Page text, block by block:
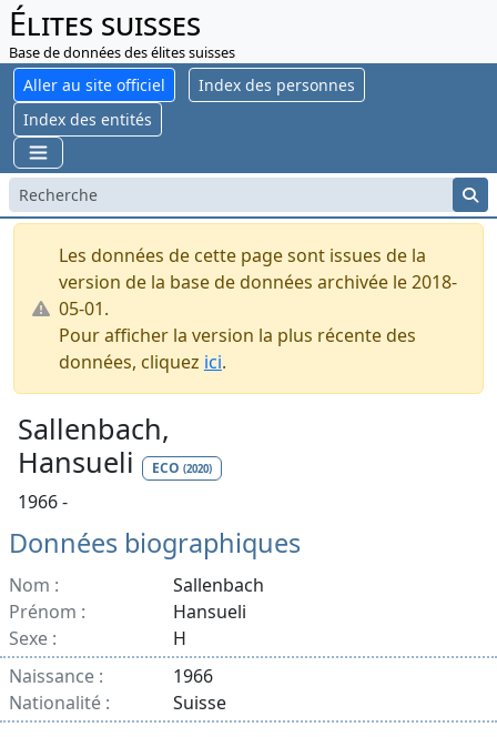
Élites suisses
Base de données des élites suisses
Aller au site officiel
Index des personnes
Index des entités
Les données de cette page sont issues de la
version de la base de données archivée le 2018-
05-01.
Pour afficher la version la plus récente des
données, cliquez ici.
Sallenbach,
Hansueli
ECO (2020)
1966 -
Données biographiques
Nom :
Sallenbach
Prénom :
Hansueli
Sexe :
H
Naissance :
1966
Nationalité :
Suisse